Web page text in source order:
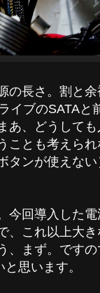
長さ。割と
イブのSATAと
あ、どうして
ことも考えら
タンが使えな
回導入した
、これ以上大
、まず。です
思います。